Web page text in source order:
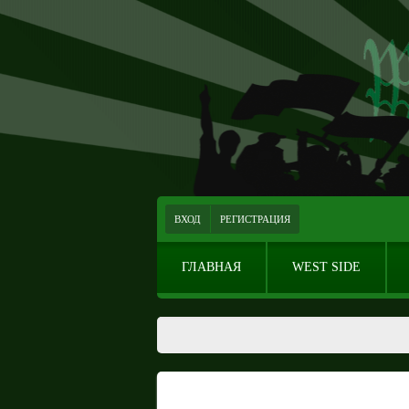
ВХОД РЕГИСТРАЦИЯ
ГЛАВНАЯ WEST SIDE